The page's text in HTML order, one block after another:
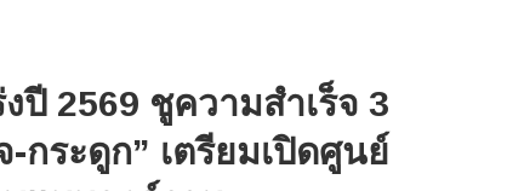
ปี 2569 ชูความสำเร็จ 3
กระดูก” เตรียมเปิดศูนย์